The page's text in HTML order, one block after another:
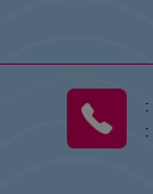
:
: